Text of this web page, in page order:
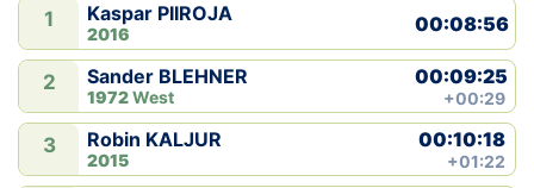
1 Kaspar PIIROJA
2016 00:08:56
2 Sander BLEHNER
1972West
00:09:25
+00:29
3 Robin KALJUR
2015
00:10:18
+01:22